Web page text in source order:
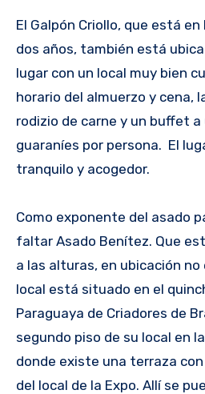
El Galpón Criollo, que está
dos años, también está
lugar con un local muy bien
horario del almuerzo y cena,
rodizio de carne y un buffet
guaraníes por persona. El
tranquilo y acogedor.
Como exponente del asado
faltar Asado Benítez. Que
a las alturas, en ubicación no
local está situado en el
Paraguaya de Criadores de
segundo piso de su local en
donde existe una terraza
del local de la Expo. Allí se